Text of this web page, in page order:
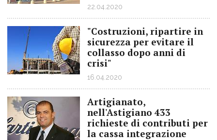
22.04.2020
"Costruzioni, ripartire in
sicurezza per evitare il
collasso dopo anni di
crisi"
16.04.2020
Artigianato,
nell'Astigiano 433
richieste di contributi per
la cassa integrazione